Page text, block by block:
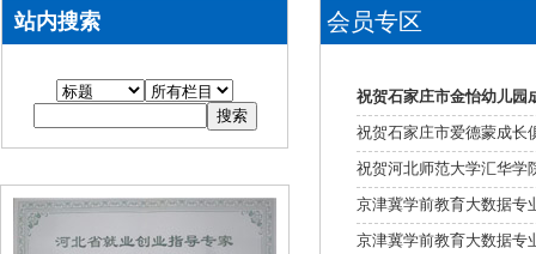
站内搜索 会员专区
祝贺石家庄市金怡幼儿园
祝贺石家庄市爱德蒙成长
祝贺河北师范大学汇华学
京津冀学前教育大数据专
京津冀学前教育大数据专